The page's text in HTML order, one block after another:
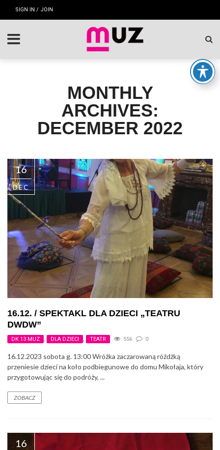
SIGN IN / JOIN
MONTHLY
ARCHIVES:
DECEMBER 2022
16
DEC
16.12. / SPEKTAKL DLA DZIECI „TEATRU
DWDW”
DK 13 MUZ , DLA DZIECI , TEATR 556 0
16.12.2023 sobota g. 13:00 Wróżka zaczarowaną różdżką
przeniesie dzieci na koło podbiegunowe do domu Mikołaja, który
przygotowując się do podróży, ...
ZOBACZ
16